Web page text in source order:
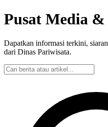
Pusat Media
Dapatkan informasi terkini,
dari Dinas Pariwisata.